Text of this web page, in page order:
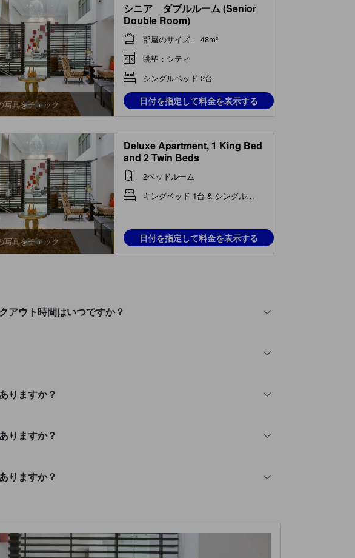
写真をチェック
シニア ダブルルーム (Senior
Double Room)
部屋のサイズ： 48m²
眺望：シティ
シングルベッド 2台
日付を指定して料金を表示する
写真をチェック
Deluxe Apartment, 1 King Bed
and 2 Twin Beds
2ベッドルーム
キングベッド 1台 & シングルベッド 2台
日付を指定して料金を表示する
ウト時間はいつですか？
りますか？
りますか？
りますか？